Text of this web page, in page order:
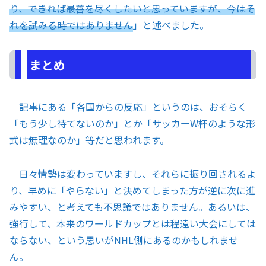
り、できれば最善を尽くしたいと思っていますが、今はそ
れを試みる時ではありません」と述べました。
まとめ
記事にある「各国からの反応」というのは、おそらく
「もう少し待てないのか」とか「サッカーW杯のような形
式は無理なのか」等だと思われます。
日々情勢は変わっていますし、それらに振り回されるよ
り、早めに「やらない」と決めてしまった方が逆に次に進
みやすい、と考えても不思議ではありません。あるいは、
強行して、本来のワールドカップとは程遠い大会にしては
ならない、という思いがNHL側にあるのかもしれませ
ん。